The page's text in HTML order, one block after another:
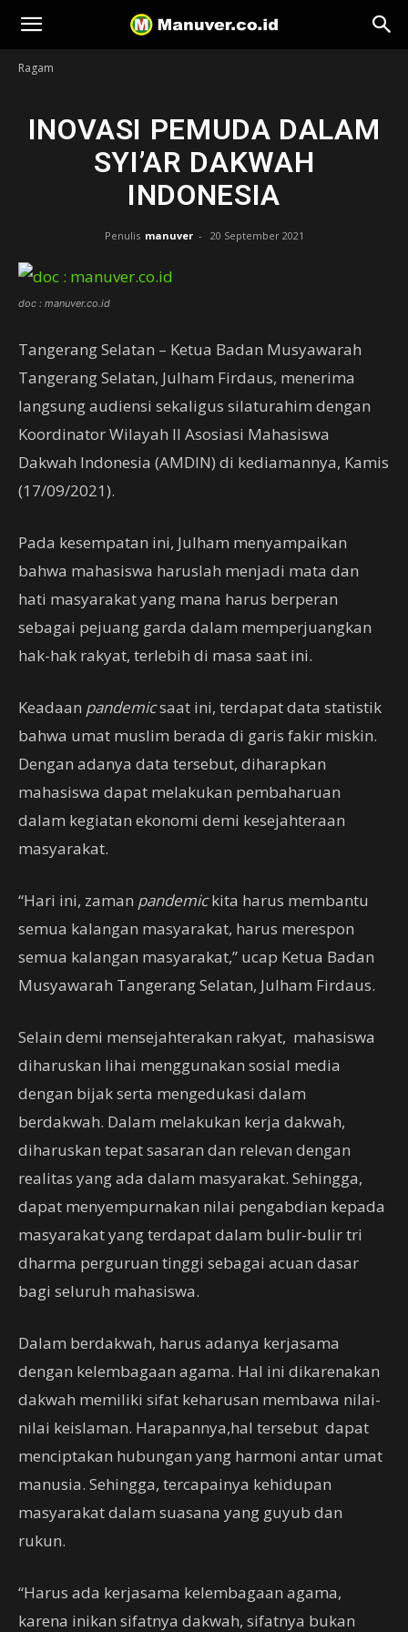
Manuver
Ragam
INOVASI PEMUDA DALAM
SYI’AR DAKWAH
INDONESIA
Penulis manuver - 20 September 2021
doc : manuver.co.id
Tangerang Selatan – Ketua Badan Musyawarah
Tangerang Selatan, Julham Firdaus, menerima
langsung audiensi sekaligus silaturahim dengan
Koordinator Wilayah II Asosiasi Mahasiswa
Dakwah Indonesia (AMDIN) di kediamannya, Kamis
(17/09/2021).
Pada kesempatan ini, Julham menyampaikan
bahwa mahasiswa haruslah menjadi mata dan
hati masyarakat yang mana harus berperan
sebagai pejuang garda dalam memperjuangkan
hak-hak rakyat, terlebih di masa saat ini.
Keadaan pandemicsaat ini, terdapat data statistik
bahwa umat muslim berada di garis fakir miskin.
Dengan adanya data tersebut, diharapkan
mahasiswa dapat melakukan pembaharuan
dalam kegiatan ekonomi demi kesejahteraan
masyarakat.
“Hari ini, zaman pandemickita harus membantu
semua kalangan masyarakat, harus merespon
semua kalangan masyarakat,” ucap Ketua Badan
Musyawarah Tangerang Selatan, Julham Firdaus.
Selain demi mensejahterakan rakyat, mahasiswa
diharuskan lihai menggunakan sosial media
dengan bijak serta mengedukasi dalam
berdakwah. Dalam melakukan kerja dakwah,
diharuskan tepat sasaran dan relevan dengan
realitas yang ada dalam masyarakat. Sehingga,
dapat menyempurnakan nilai pengabdian kepada
masyarakat yang terdapat dalam bulir-bulir tri
dharma perguruan tinggi sebagai acuan dasar
bagi seluruh mahasiswa.
Dalam berdakwah, harus adanya kerjasama
dengan kelembagaan agama. Hal ini dikarenakan
dakwah memiliki sifat keharusan membawa nilai-
nilai keislaman. Harapannya,hal tersebut dapat
menciptakan hubungan yang harmoni antar umat
manusia. Sehingga, tercapainya kehidupan
masyarakat dalam suasana yang guyub dan
rukun.
“Harus ada kerjasama kelembagaan agama,
karena inikan sifatnya dakwah, sifatnya bukan